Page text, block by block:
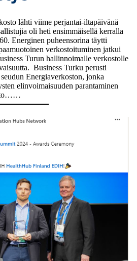
lähti viime perjantai-iltapäivänä
oli heti ensimmäisellä kerralla
Energinen puheensorina täytti
verkostoituminen jatkui
Turun hallinnoimalle verkostolle
Business Turku perusti
Energiaverkoston, jonka
elinvoimaisuuden parantaminen